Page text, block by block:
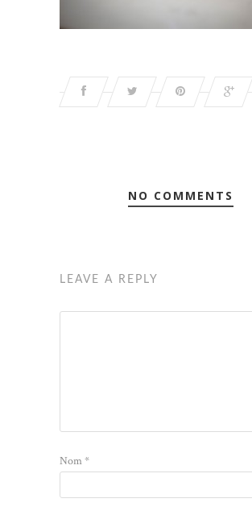
NO COMMENTS
LEAVE A REPLY
Nom*